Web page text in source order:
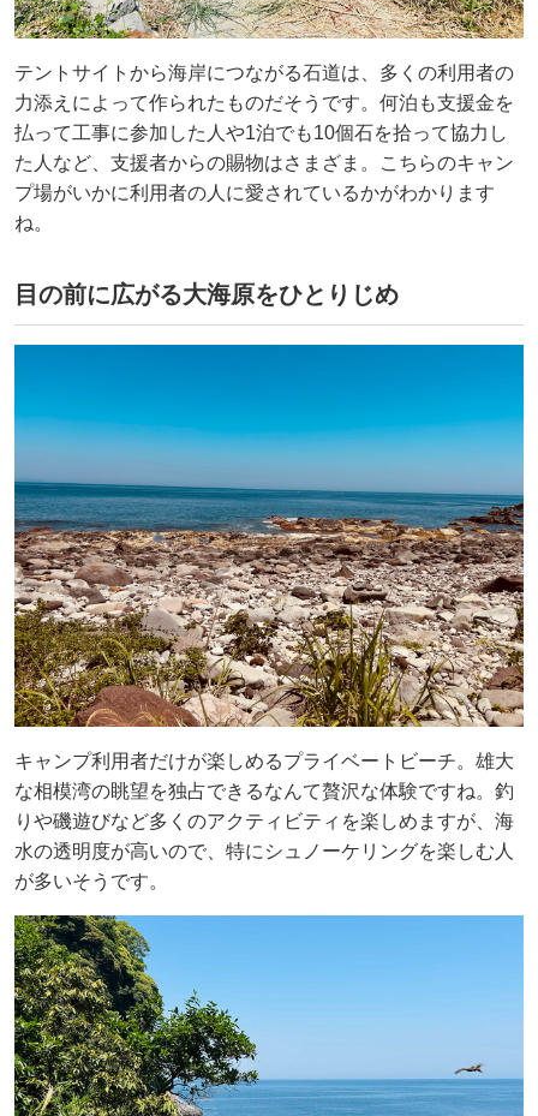
テントサイトから海岸につながる石道は、多くの利用者の
力添えによって作られたものだそうです。何泊も支援金を
払って工事に参加した人や1泊でも10個石を拾って協力し
た人など、支援者からの賜物はさまざま。こちらのキャン
プ場がいかに利用者の人に愛されているかがわかります
ね。
目の前に広がる大海原をひとりじめ
キャンプ利用者だけが楽しめるプライベートビーチ。雄大
な相模湾の眺望を独占できるなんて贅沢な体験ですね。釣
りや磯遊びなど多くのアクティビティを楽しめますが、海
水の透明度が高いので、特にシュノーケリングを楽しむ人
が多いそうです。